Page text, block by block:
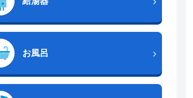
お風呂